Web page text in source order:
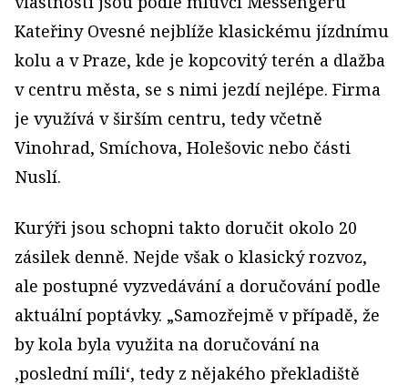
Kateřiny Ovesné nejblíže klasickému jízdnímu
kolu a v Praze, kde je kopcovitý terén a dlažba
v centru města, se s nimi jezdí nejlépe. Firma
je využívá v širším centru, tedy včetně
Vinohrad, Smíchova, Holešovic nebo části
Nuslí.
Kurýři jsou schopni takto doručit okolo 20
zásilek denně. Nejde však o klasický rozvoz,
ale postupné vyzvedávání a doručování podle
aktuální poptávky. „Samozřejmě v případě, že
by kola byla využita na doručování na
‚poslední míli‘, tedy z nějakého překladiště